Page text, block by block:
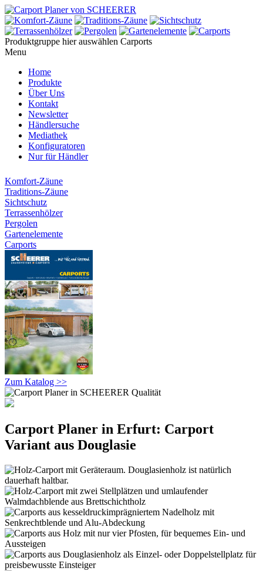
Produktgruppe hier auswählen Carports
Menu
Home
Produkte
Über Uns
Kontakt
Newsletter
Händlersuche
Mediathek
Konfiguratoren
Nur für Händler
Komfort-Zäune
Traditions-Zäune
Sichtschutz
Terrassenhölzer
Pergolen
Gartenelemente
Carports
Zum Katalog >>
Carport Planer in Erfurt: Carport
Variant aus Douglasie